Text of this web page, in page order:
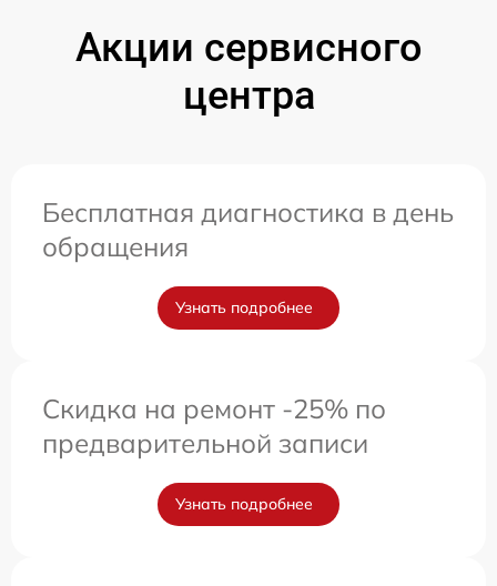
Акции сервисного
центра
Бесплатная диагностика в день
обращения
Узнать подробнее
Скидка на ремонт -25% по
предварительной записи
Узнать подробнее